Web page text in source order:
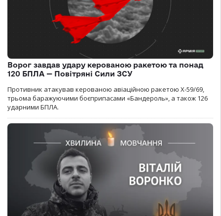
Ворог завдав удару керованою ракетою та понад
120 БПЛА — Повітряні Сили ЗСУ
Противник атакував керованою авіаційною ракетою Х-59/69,
трьома баражуючими боєприпасами «Бандероль», а також 126
ударними БПЛА.